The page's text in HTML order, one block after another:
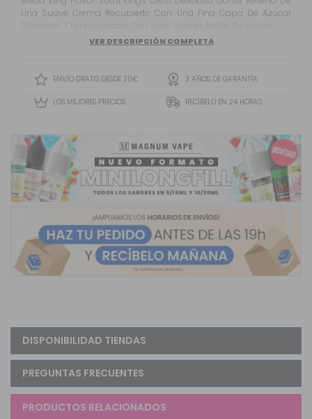
Una Suave Crema Recubierto Con Una Fina Capa De Azúcar
Glaseado Y Espolvoreado Con Unas Sueves Notas De Limón
VER DESCRIPCIÓN COMPLETA
ENVÍO GRATIS DESDE 30€ 3 AÑOS DE GARANTÍA
LOS MEJORES PRECIOS RECÍBELO EN 24 HORAS
DISPONIBILIDAD TIENDAS
PREGUNTAS FRECUENTES
PRODUCTOS RELACIONADOS